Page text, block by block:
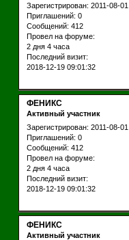
Зарегистрирован: 2011-08-01
Приглашений: 0
Сообщений: 412
Провел на форуме:
2 дня 4 часа
Последний визит:
2018-12-19 09:01:32
ФЕНИКС
Активный участник
Зарегистрирован: 2011-08-01
Приглашений: 0
Сообщений: 412
Провел на форуме:
2 дня 4 часа
Последний визит:
2018-12-19 09:01:32
ФЕНИКС
Активный участник